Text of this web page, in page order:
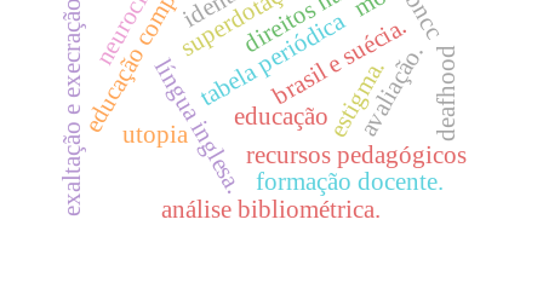
educação
tabela periódica
recursos pedagógicos
língua inglesa. brasil e suécia.
estigma.
análise bibliométrica.
utopia avaliação.
exaltação e execração. formação docente.
bncc
deafhood